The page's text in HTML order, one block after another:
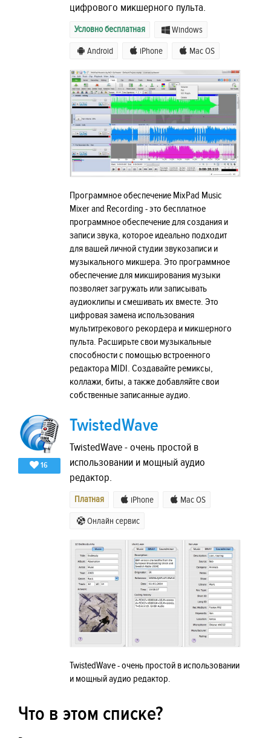
цифрового микшерного пульта.
Условно бесплатная Windows
Android iPhone Mac OS
Программное обеспечение MixPad Music
Mixer and Recording - это бесплатное
программное обеспечение для создания и
записи звука, которое идеально подходит
для вашей личной студии звукозаписи и
музыкального микшера. Это программное
обеспечение для микширования музыки
позволяет загружать или записывать
аудиоклипы и смешивать их вместе. Это
цифровая замена использования
мультитрекового рекордера и микшерного
пульта. Расширьте свои музыкальные
способности с помощью встроенного
редактора MIDI. Создавайте ремиксы,
коллажи, биты, а также добавляйте свои
собственные записанные аудио.
16
TwistedWave
TwistedWave - очень простой в
использовании и мощный аудио
редактор.
Платная iPhone Mac OS
Онлайн сервис
TwistedWave - очень простой в использовании
и мощный аудио редактор.
Что в этом списке?